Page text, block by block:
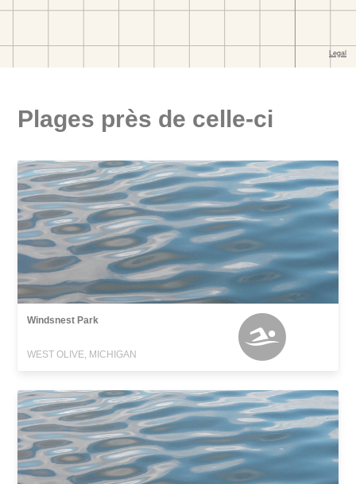
Plages près de celle-ci
Windsnest Park
WEST OLIVE, MICHIGAN